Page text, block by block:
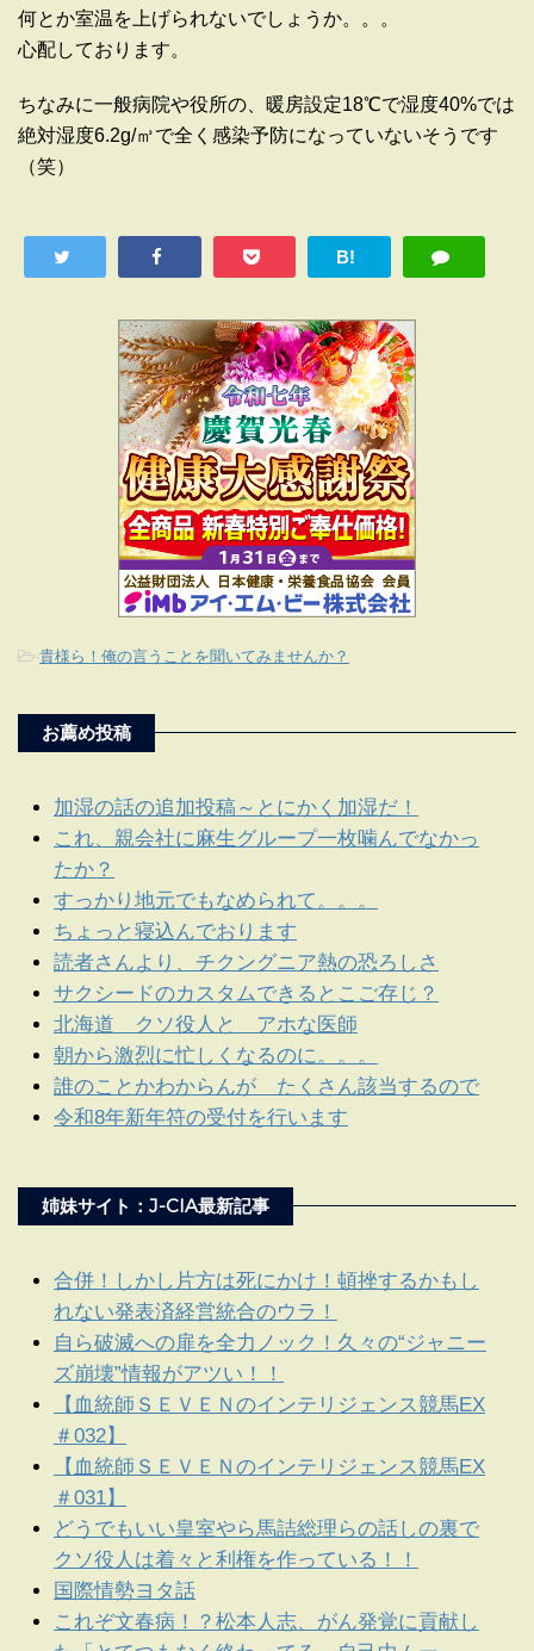
何とか室温を上げられないでしょうか。。。
心配しております。
ちなみに一般病院や役所の、暖房設定18℃で湿度40%では
絶対湿度6.2g/㎥で全く感染予防になっていないそうです
（笑）
B!
-貴様ら！俺の言うことを聞いてみませんか？
お薦め投稿
加湿の話の追加投稿～とにかく加湿だ！
これ、親会社に麻生グループ一枚噛んでなかっ
たか？
すっかり地元でもなめられて。。。
ちょっと寝込んでおります
読者さんより、チクングニア熱の恐ろしさ
サクシードのカスタムできるとこご存じ？
北海道 クソ役人と アホな医師
朝から激烈に忙しくなるのに。。。
誰のことかわからんが たくさん該当するので
令和8年新年符の受付を行います
姉妹サイト：J-CIA最新記事
合併！しかし片方は死にかけ！頓挫するかもし
れない発表済経営統合のウラ！
自ら破滅への扉を全力ノック！久々の“ジャニー
ズ崩壊”情報がアツい！！
【血統師ＳＥＶＥＮのインテリジェンス競馬EX
＃032】
【血統師ＳＥＶＥＮのインテリジェンス競馬EX
＃031】
どうでもいい皇室やら馬詰総理らの話しの裏で
クソ役人は着々と利権を作っている！！
国際情勢ヨタ話
これぞ文春病！？松本人志、がん発覚に貢献し